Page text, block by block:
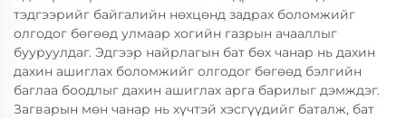
тэдгээрийг байгалийн нөхцөнд задрах боломжийг
олгодог бөгөөд улмаар хогийн газрын ачааллыг
бууруулдаг. Эдгээр найрлагын бат бөх чанар нь дахин
дахин ашиглах боломжийг олгодог бөгөөд бэлгийн
баглаа боодлыг дахин ашиглах арга барилыг дэмждэг.
Загварын мөн чанар нь хүчтэй хэсгүүдийг баталж, бат